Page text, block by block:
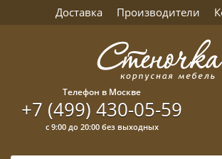
Доставка Производители
Телефон в Москве
+7 (499) 430-05-59
с 9:00 до 20:00 без выходных